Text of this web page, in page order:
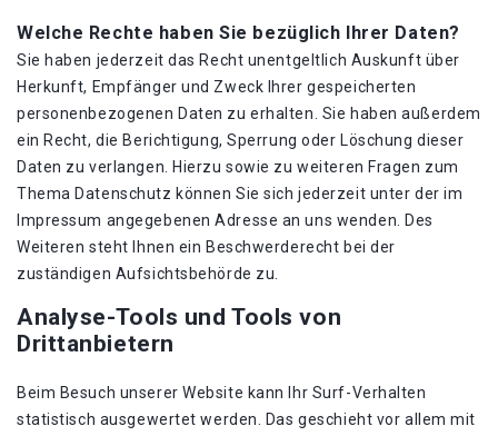
Welche Rechte haben Sie bezüglich Ihrer Daten?
Sie haben jederzeit das Recht unentgeltlich Auskunft über
Herkunft, Empfänger und Zweck Ihrer gespeicherten
personenbezogenen Daten zu erhalten. Sie haben außerdem
ein Recht, die Berichtigung, Sperrung oder Löschung dieser
Daten zu verlangen. Hierzu sowie zu weiteren Fragen zum
Thema Datenschutz können Sie sich jederzeit unter der im
Impressum angegebenen Adresse an uns wenden. Des
Weiteren steht Ihnen ein Beschwerderecht bei der
zuständigen Aufsichtsbehörde zu.
Analyse-Tools und Tools von
Drittanbietern
Beim Besuch unserer Website kann Ihr Surf-Verhalten
statistisch ausgewertet werden. Das geschieht vor allem mit